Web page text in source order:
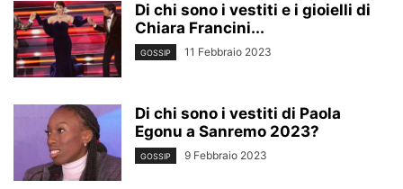
Di chi sono i vestiti e i gioielli di
Chiara Francini...
GOSSIP 11 Febbraio 2023
Di chi sono i vestiti di Paola
Egonu a Sanremo 2023?
GOSSIP 9 Febbraio 2023